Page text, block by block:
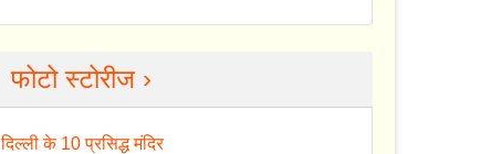
फोटो स्टोरीज ›
दिल्ली के 10 प्रसिद्ध मंदिर